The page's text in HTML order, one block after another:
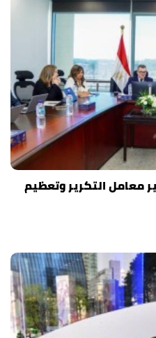
لتطوير معامل التكرير وتعظيم